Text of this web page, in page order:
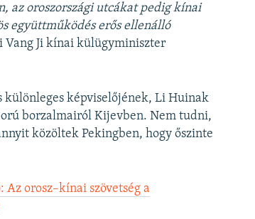
az oroszországi utcákat pedig kínai
együttműködés erős ellenálló
Ji kínai külügyminiszter
különleges képviselőjének, Li Huinak
borzalmairól Kijevben. Nem tudni,
közöltek Pekingben, hogy őszinte
orosz–kínai szövetség a